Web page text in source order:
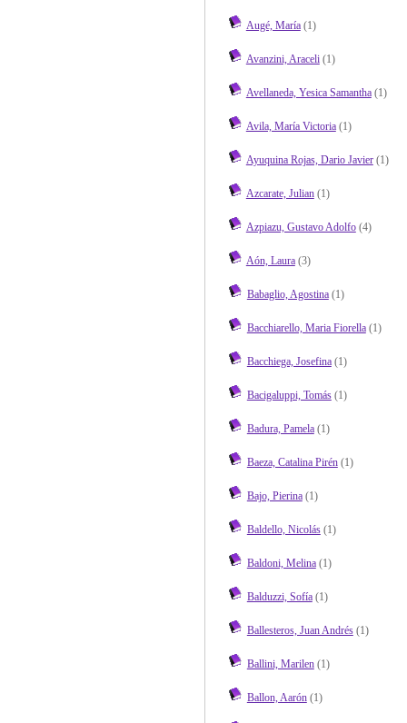
Augé, María(1)
Avanzini, Araceli(1)
Avellaneda, Yesica Samantha(1)
Avila, María Victoria(1)
Ayuquina Rojas, Dario Javier(1)
Azcarate, Julian(1)
Azpiazu, Gustavo Adolfo(4)
Aón, Laura(3)
Babaglio, Agostina(1)
Bacchiarello, Maria Fiorella(1)
Bacchiega, Josefina(1)
Bacigaluppi, Tomás(1)
Badura, Pamela(1)
Baeza, Catalina Pirén(1)
Bajo, Pierina(1)
Baldello, Nicolás(1)
Baldoni, Melina(1)
Balduzzi, Sofía(1)
Ballesteros, Juan Andrés(1)
Ballini, Marilen(1)
Ballon, Aarón(1)